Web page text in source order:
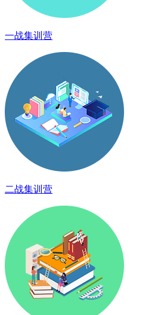
一战集训营
二战集训营